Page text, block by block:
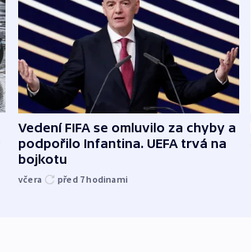
Vedení FIFA se omluvilo za chyby a
podpořilo Infantina. UEFA trvá na
bojkotu
včera před 7hodinami